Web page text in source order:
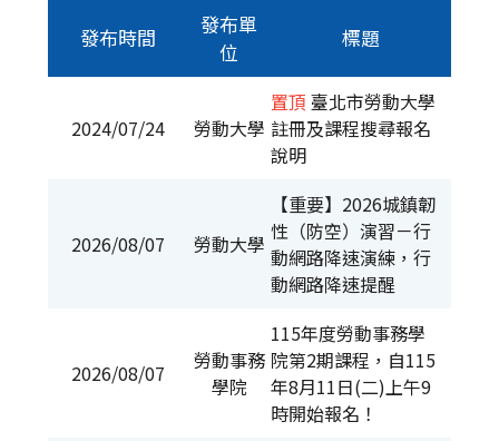
發布時間
發布單
位
標題
2024/07/24 勞動大學
置頂 臺北市勞動大學
註冊及課程搜尋報名
說明
2026/08/07 勞動大學
【重要】2026城鎮韌
性（防空）演習－行
動網路降速演練，行
動網路降速提醒
2026/08/07
勞動事務
學院
115年度勞動事務學
院第2期課程，自115
年8月11日(二)上午9
時開始報名！